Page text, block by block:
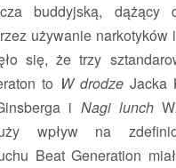
buddyjską, dążący
używanie narkotyków
się, że trzy
to W drodzeJacka
i Nagi lunch
wpływ na
Beat Generation